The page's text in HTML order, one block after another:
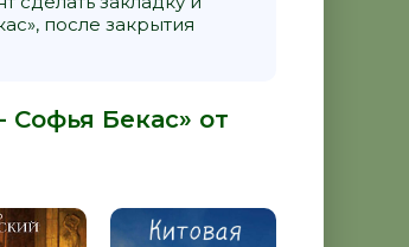
после закрытия
Софья Бекас» от